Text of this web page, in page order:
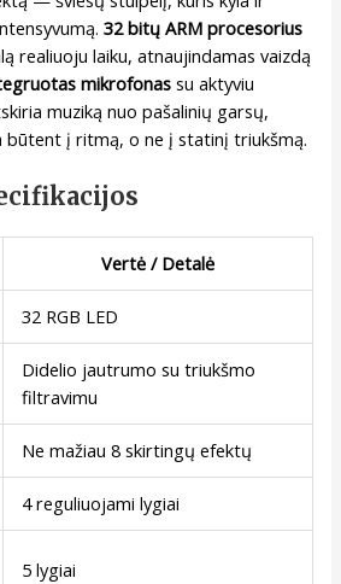
32 bitų ARM procesorius
realiuoju laiku, atnaujindamas vaizdą
mikrofonas su aktyviu
muziką nuo pašalinių garsų,
į ritmą, o ne į statinį triukšmą.
Vertė / Detalė
32 RGB LED
Didelio jautrumo su triukšmo
filtravimu
Ne mažiau 8 skirtingų efektų
4 reguliuojami lygiai
5 lygiai